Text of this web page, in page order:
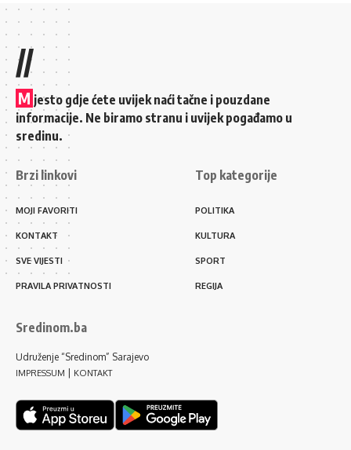
//
M jesto gdje ćete uvijek naći tačne i pouzdane
informacije. Ne biramo stranu i uvijek pogađamo u
sredinu.
Brzi linkovi
MOJI FAVORITI
KONTAKT
SVE VIJESTI
PRAVILA PRIVATNOSTI
Top kategorije
POLITIKA
KULTURA
SPORT
REGIJA
Sredinom.ba
Udruženje “Sredinom” Sarajevo
IMPRESSUM KONTAKT